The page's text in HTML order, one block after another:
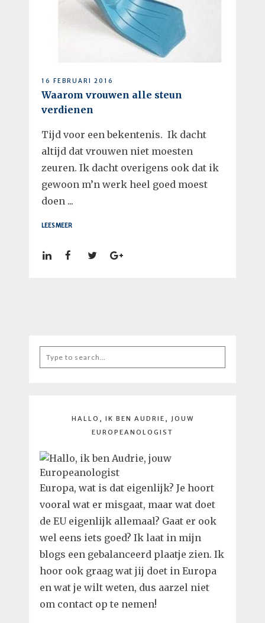
16 FEBRUARI 2016
Waarom vrouwen alle steun
verdienen
Tijd voor een bekentenis. Ik dacht
altijd dat vrouwen niet moesten
zeuren. Ik dacht overigens ook dat ik
gewoon m’n werk heel goed moest
doen ...
LEES MEER
for:
HALLO, IK BEN AUDRIE, JOUW
EUROPEANOLOGIST
Europa, wat is dat eigenlijk? Je hoort
vooral wat er misgaat, maar wat doet
de EU eigenlijk allemaal? Gaat er ook
wel eens iets goed? Ik laat in mijn
blogs een gebalanceerd plaatje zien. Ik
hoor ook graag wat jij doet in Europa
en wat je wilt weten, dus aarzel niet
om contact op te nemen!